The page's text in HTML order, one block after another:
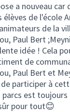
a nouveau
élèves de l'école
de la
Paul Bert
idée ! Cela
de
Paul Bert et
de participer à
est
pour tout😊